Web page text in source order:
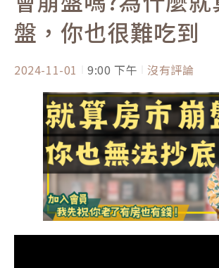
盤，你也很難吃到
2024-11-01 9:00 下午 沒有評論